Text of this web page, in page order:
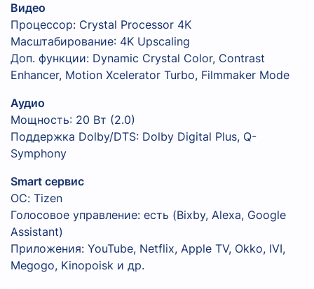
Видео
Процессор: Crystal Processor 4K
Масштабирование: 4K Upscaling
Доп. функции: Dynamic Crystal Color, Contrast
Enhancer, Motion Xcelerator Turbo, Filmmaker Mode
Аудио
Мощность: 20 Вт (2.0)
Поддержка Dolby/DTS: Dolby Digital Plus, Q-
Symphony
Smart сервис
ОС: Tizen
Голосовое управление: есть (Bixby, Alexa, Google
Assistant)
Приложения: YouTube, Netflix, Apple TV, Okko, IVI,
Megogo, Kinopoisk и др.